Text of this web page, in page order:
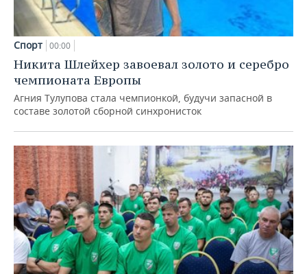
Спорт 00:00
Никита Шлейхер завоевал золото и серебро
чемпионата Европы
Агния Тулупова стала чемпионкой, будучи запасной в
составе золотой сборной синхронисток